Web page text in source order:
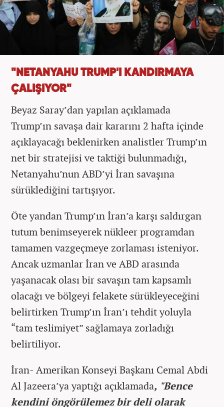
"NETANYAHU TRUMP'I KANDIRMAYA
ÇALIŞIYOR"
Beyaz Saray’dan yapılan açıklamada
Trump’ın savaşa dair kararını 2 hafta içinde
açıklayacağı beklenirken analistler Trump’ın
net bir stratejisi ve taktiği bulunmadığı,
Netanyahu’nun ABD’yi İran savaşına
sürüklediğini tartışıyor.
Öte yandan Trump’ın İran’a karşı saldırgan
tutum benimseyerek nükleer programdan
tamamen vazgeçmeye zorlaması isteniyor.
Ancak uzmanlar İran ve ABD arasında
yaşanacak olası bir savaşın tam kapsamlı
olacağı ve bölgeyi felakete sürükleyeceğini
belirtirken Trump’ın İran’ı tehdit yoluyla
“tam teslimiyet” sağlamaya zorladığı
belirtiliyor.
İran- Amerikan Konseyi Başkanı Cemal Abdi
Al Jazeera’ya yaptığı açıklamada, "Bence
kendini öngörülemez bir deli olarak